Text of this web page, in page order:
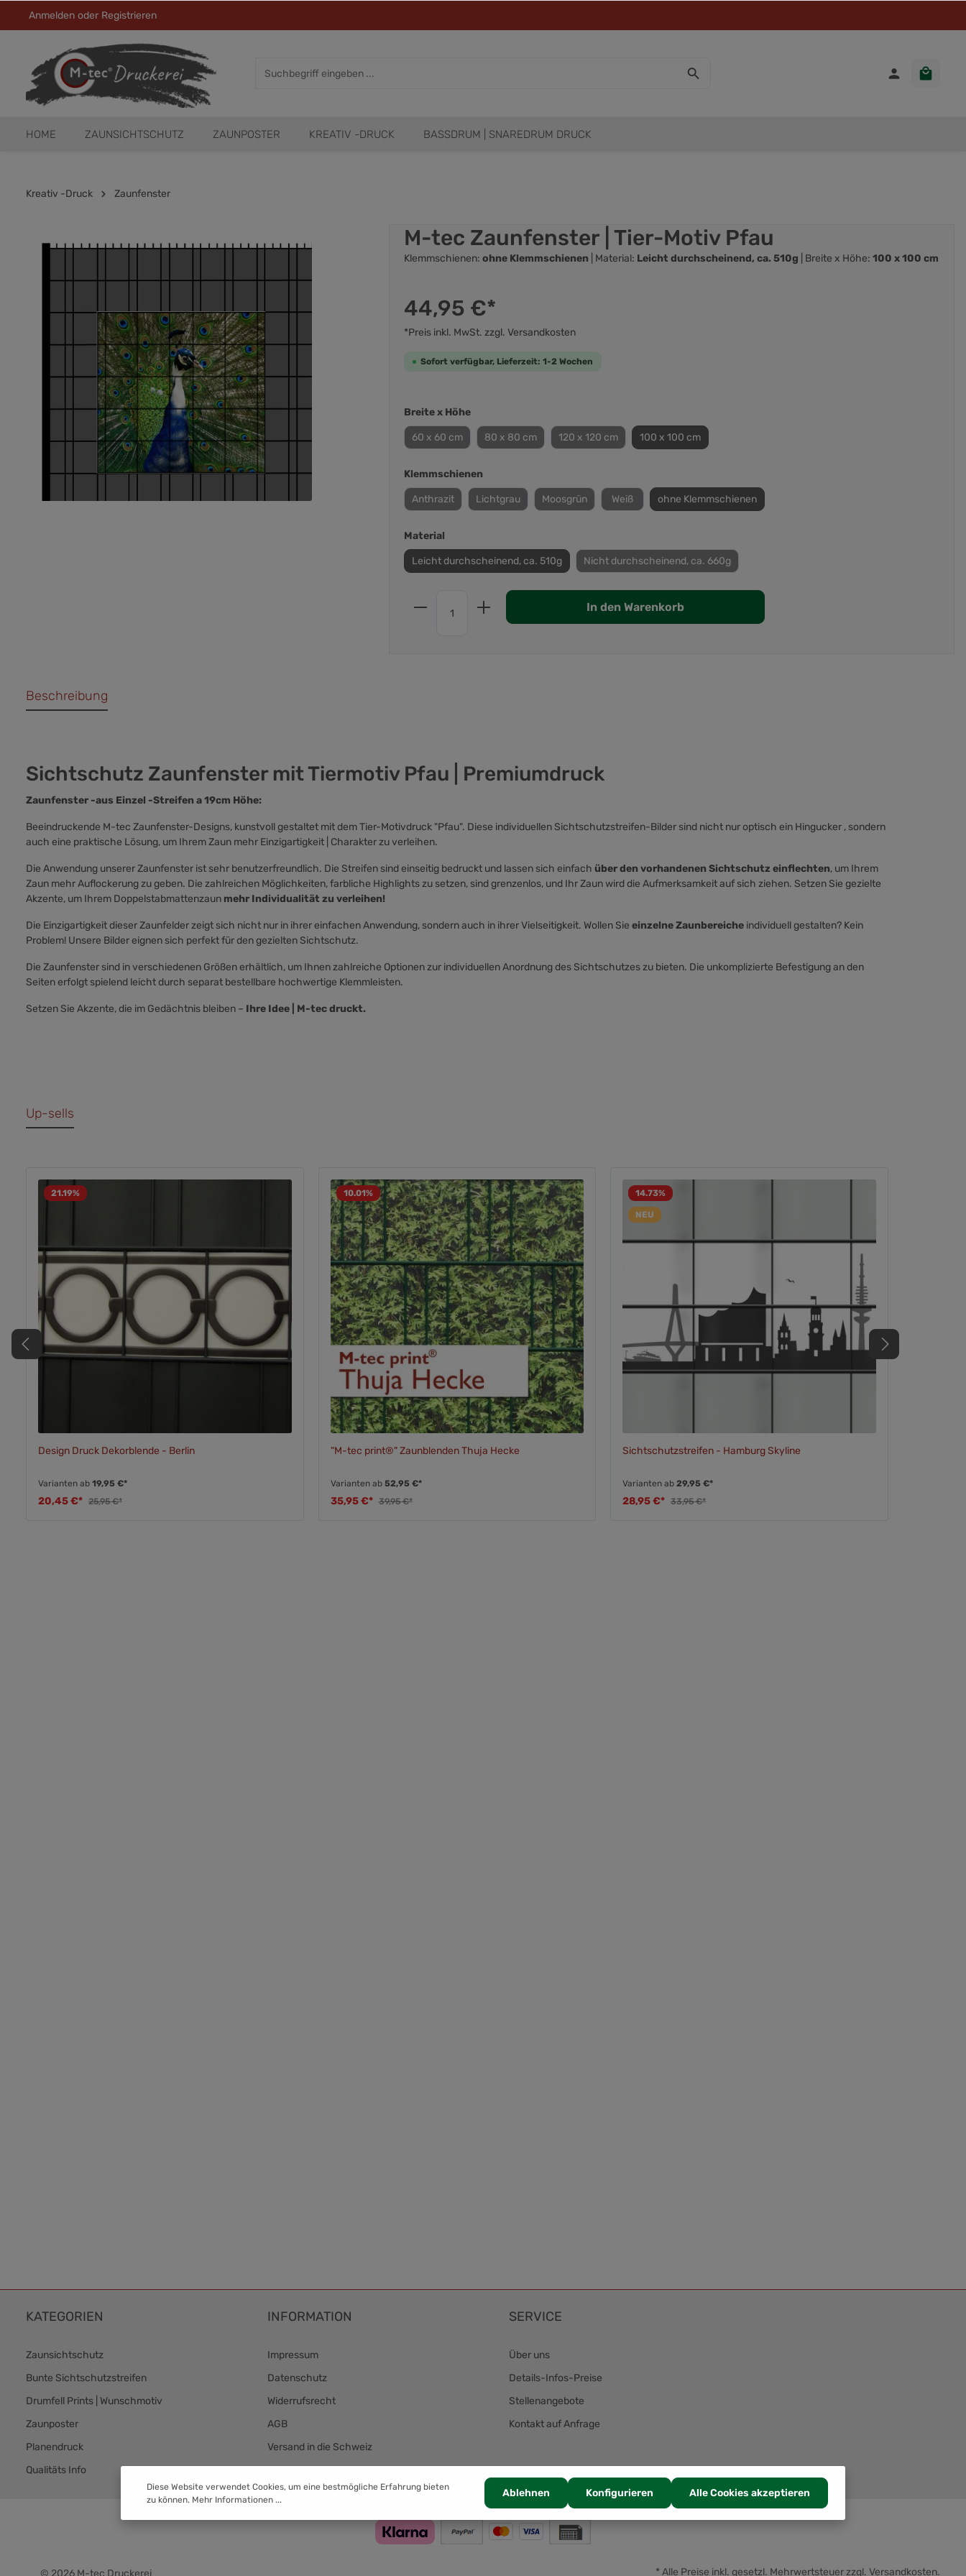
Anmelden oder Registrieren
HOME ZAUNSICHTSCHUTZ ZAUNPOSTER KREATIV -DRUCK BASSDRUM | SNAREDRUM DRUCK
Kreativ -Druck Zaunfenster
M-tec Zaunfenster | Tier-Motiv Pfau
Klemmschienen: ohne Klemmschienen | Material: Leicht durchscheinend, ca. 510g | Breite x Höhe: 100 x 100 cm
44,95 €*
*Preis inkl. MwSt. zzgl. Versandkosten
Sofort verfügbar, Lieferzeit: 1-2 Wochen
Breite x Höhe
60 x 60 cm 80 x 80 cm 120 x 120 cm 100 x 100 cm
Klemmschienen
Anthrazit Lichtgrau Moosgrün Weiß ohne Klemmschienen
Material
Leicht durchscheinend, ca. 510g Nicht durchscheinend, ca. 660g
In den Warenkorb
Beschreibung
Sichtschutz Zaunfenster mit Tiermotiv Pfau | Premiumdruck
Zaunfenster -aus Einzel -Streifen a 19cm Höhe:
Beeindruckende M-tec Zaunfenster-Designs, kunstvoll gestaltet mit dem Tier-Motivdruck "Pfau". Diese individuellen Sichtschutzstreifen-Bilder sind nicht nur optisch ein Hingucker , sondern
auch eine praktische Lösung, um Ihrem Zaun mehr Einzigartigkeit | Charakter zu verleihen.
Die Anwendung unserer Zaunfenster ist sehr benutzerfreundlich. Die Streifen sind einseitig bedruckt und lassen sich einfach über den vorhandenen Sichtschutz einflechten, um Ihrem
Zaun mehr Auflockerung zu geben. Die zahlreichen Möglichkeiten, farbliche Highlights zu setzen, sind grenzenlos, und Ihr Zaun wird die Aufmerksamkeit auf sich ziehen. Setzen Sie gezielte
Akzente, um Ihrem Doppelstabmattenzaun mehr Individualität zu verleihen!
Die Einzigartigkeit dieser Zaunfelder zeigt sich nicht nur in ihrer einfachen Anwendung, sondern auch in ihrer Vielseitigkeit. Wollen Sie einzelne Zaunbereiche individuell gestalten? Kein
Problem! Unsere Bilder eignen sich perfekt für den gezielten Sichtschutz.
Die Zaunfenster sind in verschiedenen Größen erhältlich, um Ihnen zahlreiche Optionen zur individuellen Anordnung des Sichtschutzes zu bieten. Die unkomplizierte Befestigung an den
Seiten erfolgt spielend leicht durch separat bestellbare hochwertige Klemmleisten.
Setzen Sie Akzente, die im Gedächtnis bleiben – Ihre Idee | M-tec druckt.
Up-sells
21.19%
Design Druck Dekorblende - Berlin
Varianten ab19,95 €*
20,45 €* 25,95 €*
10.01%
"M-tec print®" Zaunblenden Thuja Hecke
Varianten ab52,95 €*
35,95 €* 39,95 €*
14.73%
NEU
Sichtschutzstreifen - Hamburg Skyline
Varianten ab 29,95 €*
28,95 €* 33,95 €*
KATEGORIEN
Zaunsichtschutz
Bunte Sichtschutzstreifen
Drumfell Prints | Wunschmotiv
Zaunposter
Planendruck
Qualitäts Info
INFORMATION
Impressum
Datenschutz
Widerrufsrecht
AGB
Versand in die Schweiz
Versand & Zahlung
SERVICE
Über uns
Details-Infos-Preise
Stellenangebote
Kontakt auf Anfrage
© 2026 M-tec Druckerei * Alle Preise inkl. gesetzl. Mehrwertsteuer zzgl. Versandkosten.
Diese Website verwendet Cookies, um eine bestmögliche Erfahrung bieten
zu können. Mehr Informationen ...
Ablehnen Konfigurieren Alle Cookies akzeptieren